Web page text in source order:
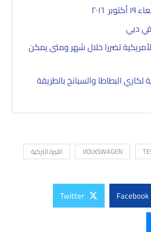
٢٠١٦
في دبي
تضررا خلال شهر ومتى يمكن
لكاري البطاطا والسبانخ بالطريقة
VOLKSWAGEN الليرة التركية
Facebook
Twitter